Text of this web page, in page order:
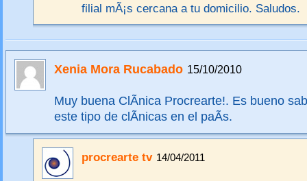
filial mÃ¡s cercana a tu domicilio. Saludos.
Xenia Mora Rucabado 15/10/2010
Muy buena ClÃ­nica Procrearte!. Es bueno
este tipo de clÃ­nicas en el paÃ­s.
procrearte tv 14/04/2011